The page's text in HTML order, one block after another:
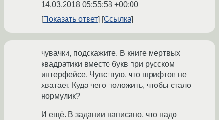
14.03.2018 05:55:58 +00:00
Показать ответ
Ссылка
чувачки, подскажите. В книге мертвых
квадратики вместо букв при русском
интерфейсе. Чувствую, что шрифтов не
хватает. Куда чего положить, чтобы стало
нормулик?
И ещё. В задании написано, что надо